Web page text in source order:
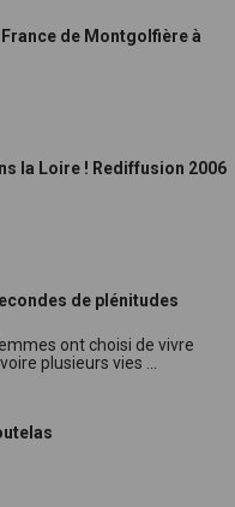
de Montgolfière à
la Loire ! Rediffusion 2006
de plénitudes
ont choisi de vivre
plusieurs vies ...